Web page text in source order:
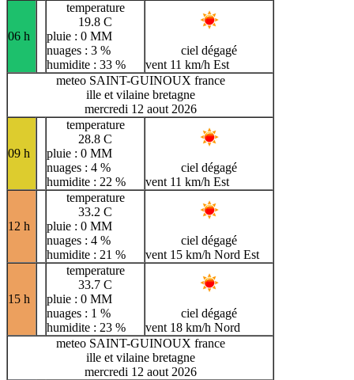
06 h
temperature
19.8 C
pluie : 0 MM
nuages : 3 %
humidite : 33 %
ciel dégagé
vent 11 km/h Est
meteo SAINT-GUINOUX france
ille et vilaine bretagne
mercredi 12 aout 2026
09 h
temperature
28.8 C
pluie : 0 MM
nuages : 4 %
humidite : 22 %
ciel dégagé
vent 11 km/h Est
12 h
temperature
33.2 C
pluie : 0 MM
nuages : 4 %
humidite : 21 %
ciel dégagé
vent 15 km/h Nord Est
15 h
temperature
33.7 C
pluie : 0 MM
nuages : 1 %
humidite : 23 %
ciel dégagé
vent 18 km/h Nord
meteo SAINT-GUINOUX france
ille et vilaine bretagne
mercredi 12 aout 2026